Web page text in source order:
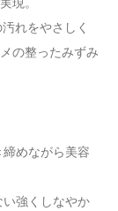
れをやさしく
の整ったみずみ
めながら美容
強くしなやか